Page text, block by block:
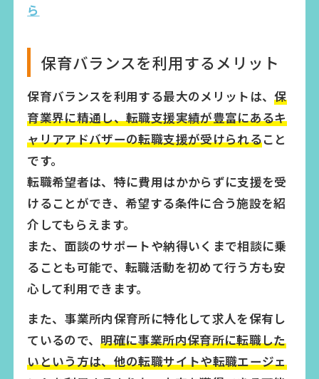
ら
保育バランスを利用するメリット
保育バランスを利用する最大のメリットは、保
育業界に精通し、転職支援実績が豊富にあるキ
ャリアアドバザーの転職支援が受けられること
です。
転職希望者は、特に費用はかからずに支援を受
けることができ、希望する条件に合う施設を紹
介してもらえます。
また、面談のサポートや納得いくまで相談に乗
ることも可能で、転職活動を初めて行う方も安
心して利用できます。
また、事業所内保育所に特化して求人を保有し
ているので、明確に事業所内保育所に転職した
いという方は、他の転職サイトや転職エージェ